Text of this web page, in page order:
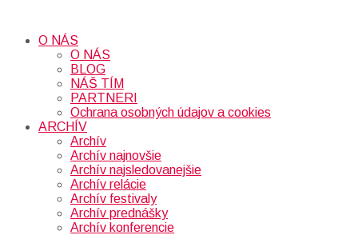
O NÁS
O NÁS
BLOG
NÁŠ TÍM
PARTNERI
Ochrana osobných údajov a cookies
ARCHÍV
Archív
Archív najnovšie
Archív najsledovanejšie
Archív relácie
Archív festivaly
Archív prednášky
Archív konferencie